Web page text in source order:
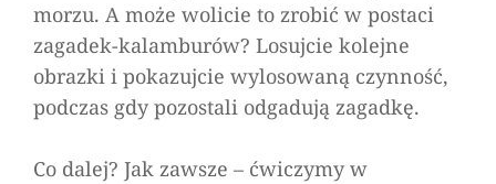
morzu. A może wolicie to zrobić w postaci
zagadek-kalamburów? Losujcie kolejne
obrazki i pokazujcie wylosowaną czynność,
podczas gdy pozostali odgadują zagadkę.
Co dalej? Jak zawsze – ćwiczymy w